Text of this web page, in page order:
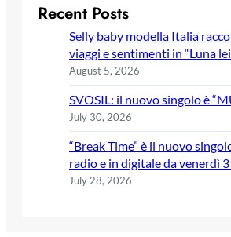
Recent Posts
Selly baby modella Italia
viaggi e sentimenti in “Luna
August 5, 2026
SVOSIL: il nuovo singolo è
July 30, 2026
“Break Time” è il nuovo
radio e in digitale da venerdì
July 28, 2026